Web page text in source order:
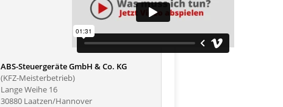
ABS-Steuergeräte GmbH & Co. KG
(KFZ-Meisterbetrieb)
Lange Weihe 16
30880 Laatzen/Hannover